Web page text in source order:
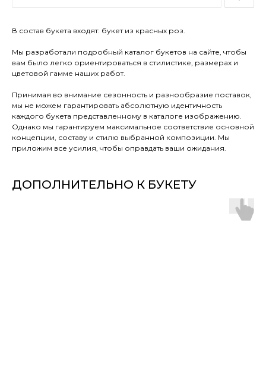
В состав букета входят: букет из красных роз.
Мы разработали подробный каталог букетов на сайте, чтобы
вам было легко ориентироваться в стилистике, размерах и
цветовой гамме наших работ.
Принимая во внимание сезонность и разнообразие поставок,
мы не можем гарантировать абсолютную идентичность
каждого букета представленному в каталоге изображению.
Однако мы гарантируем максимальное соответствие основной
концепции, составу и стилю выбранной композиции. Мы
приложим все усилия, чтобы оправдать ваши ожидания.
ДОПОЛНИТЕЛЬНО К БУКЕТУ